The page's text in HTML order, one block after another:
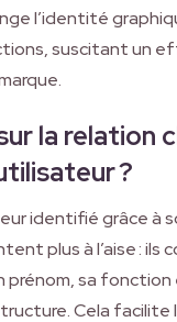
l’identité
suscitant un
la relation
?
identifié grâce à
plus à l’aise : ils
prénom, sa fonction
Cela facilite